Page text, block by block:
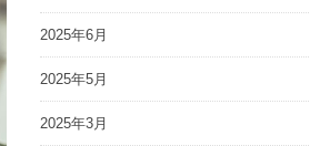
2025年6月
2025年5月
2025年3月